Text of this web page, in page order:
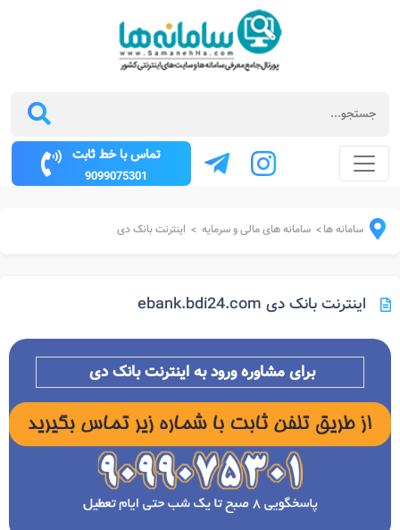
تماس با خط ثابت
9099075301
سامانه ها> سامانه های مالی و سرمایه > اینترنت بانک دی
اینترنت بانک دی ebank.bdi24.com
برای مشاوره ورود به اینترنت بانک دی